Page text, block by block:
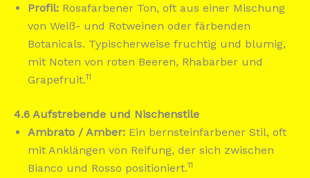
Profil: Rosafarbener Ton, oft aus einer Mischung
von Weiß- und Rotweinen oder färbenden
Botanicals. Typischerweise fruchtig und blumig,
mit Noten von roten Beeren, Rhabarber und
Grapefruit.11
4.6 Aufstrebende und Nischenstile
Ambrato / Amber: Ein bernsteinfarbener Stil, oft
mit Anklängen von Reifung, der sich zwischen
Bianco und Rosso positioniert.11